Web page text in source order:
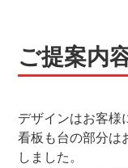
ご提案内
デザインはお客様
看板も台の部分は
しました。